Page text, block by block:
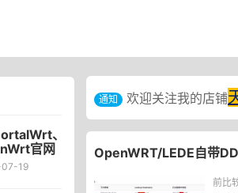
、
官网
后感
19
通知 欢迎关注我的店铺
OpenWRT/LEDE自带
前比